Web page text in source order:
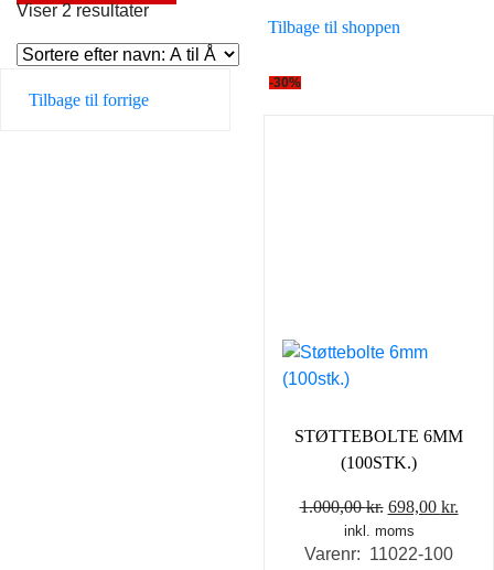
Tilbage til shoppen
Viser 2 resultater
Tilbage til forrige
-30%
STØTTEBOLTE 6MM
(100STK.)
1.000,00kr. Den
oprindelige
pris
698,00 kr.Den
inkl. moms
Varenr: 11022-100